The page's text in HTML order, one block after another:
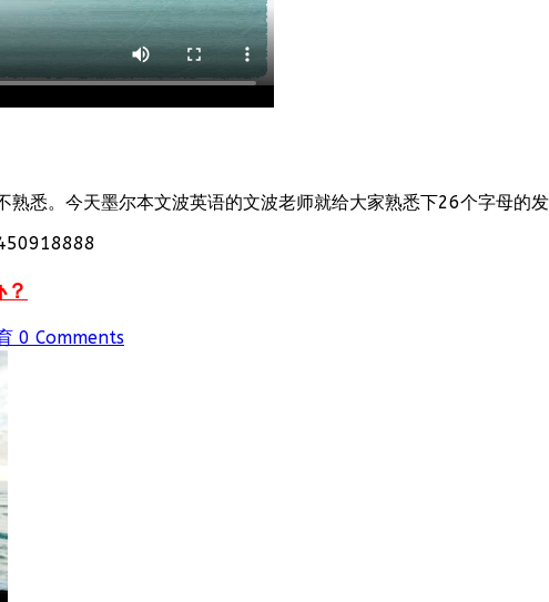
悉。今天墨尔本文波英语的文波老师就给大家熟悉下26个字母的发
0 Comments